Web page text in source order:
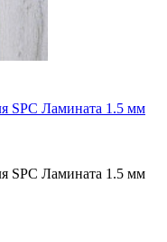
SPC Ламината 1.5 мм
SPC Ламината 1.5 мм